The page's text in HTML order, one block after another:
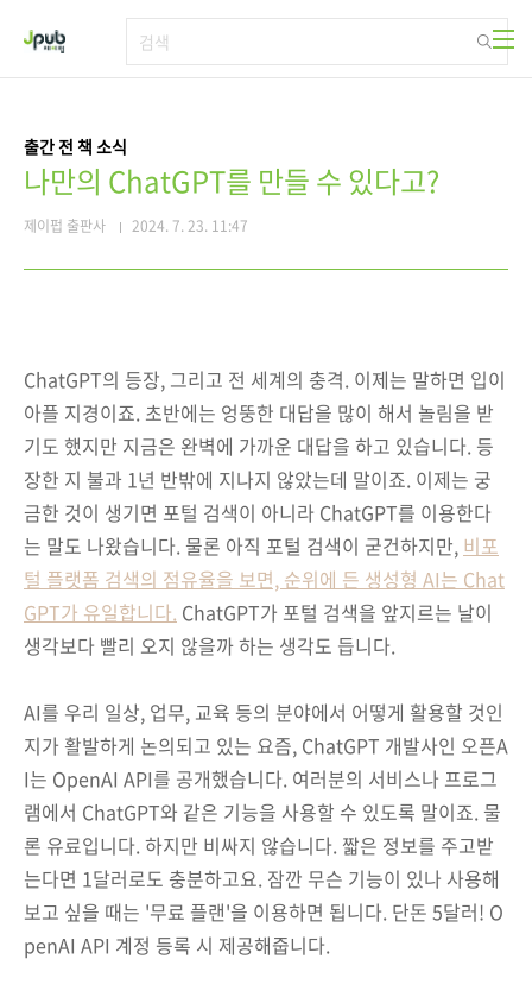
출간 전 책 소식
나만의 ChatGPT를 만들 수 있다고?
제이펍 출판사 2024. 7. 23. 11:47
ChatGPT의 등장, 그리고 전 세계의 충격. 이제는 말하면 입이
아플 지경이죠. 초반에는 엉뚱한 대답을 많이 해서 놀림을 받
기도 했지만 지금은 완벽에 가까운 대답을 하고 있습니다. 등
장한 지 불과 1년 반밖에 지나지 않았는데 말이죠. 이제는 궁
금한 것이 생기면 포털 검색이 아니라 ChatGPT를 이용한다
는 말도 나왔습니다.물론 아직 포털 검색이 굳건하지만, 비포
털 플랫폼 검색의 점유율을 보면, 순위에 든 생성형 AI는 Chat
GPT가 유일합니다. ChatGPT가 포털 검색을 앞지르는 날이
생각보다 빨리 오지 않을까 하는 생각도 듭니다.
AI를 우리 일상, 업무, 교육 등의 분야에서 어떻게 활용할 것인
지가 활발하게 논의되고 있는 요즘, ChatGPT 개발사인 오픈A
I는 OpenAI API를 공개했습니다. 여러분의 서비스나 프로그
램에서 ChatGPT와 같은 기능을 사용할 수 있도록 말이죠. 물
론 유료입니다. 하지만 비싸지 않습니다. 짧은 정보를 주고받
는다면 1달러로도 충분하고요. 잠깐 무슨 기능이 있나 사용해
보고 싶을 때는 '무료 플랜'을 이용하면 됩니다. 단돈 5달러! O
penAI API 계정 등록 시 제공해줍니다.